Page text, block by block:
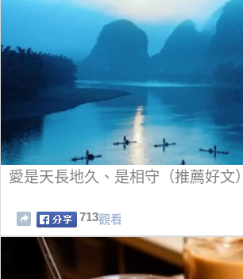
愛是天長地久、是相守（推薦好文）
713觀看